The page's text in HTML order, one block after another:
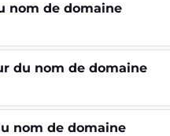
nom de domaine
du nom de domaine
nom de domaine